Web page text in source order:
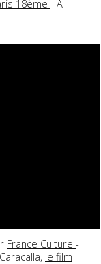
18ème - A
France Culture -
le film